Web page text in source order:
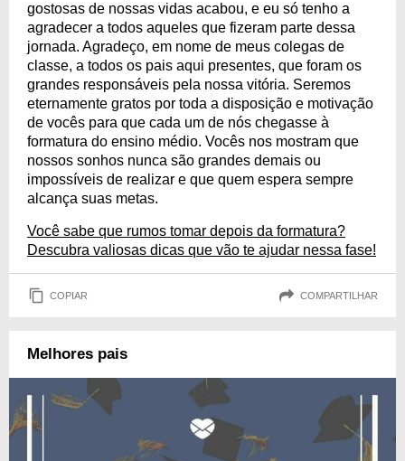
gostosas de nossas vidas acabou, e eu só tenho a
agradecer a todos aqueles que fizeram parte dessa
jornada. Agradeço, em nome de meus colegas de
classe, a todos os pais aqui presentes, que foram os
grandes responsáveis pela nossa vitória. Seremos
eternamente gratos por toda a disposição e motivação
de vocês para que cada um de nós chegasse à
formatura do ensino médio. Vocês nos mostram que
nossos sonhos nunca são grandes demais ou
impossíveis de realizar e que quem espera sempre
alcança suas metas.
Você sabe que rumos tomar depois da formatura?
Descubra valiosas dicas que vão te ajudar nessa fase!
COPIAR COMPARTILHAR
Melhores pais